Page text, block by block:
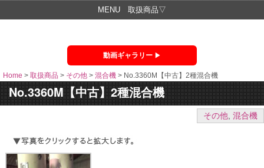
MENU 取扱商品▽
動画ギャラリー
Home > 取扱商品 > その他 > 混合機 > No.3360M【中古】2種混合機
No.3360M【中古】2種混合機
その他, 混合機